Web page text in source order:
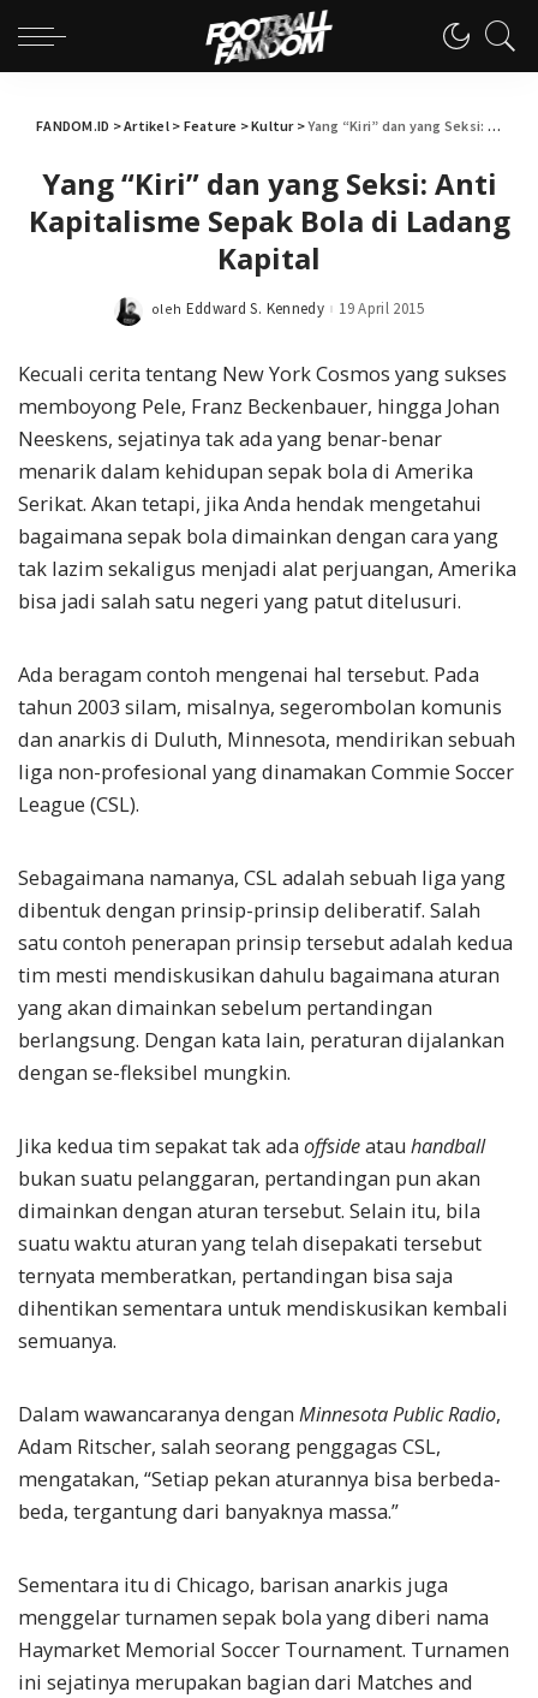
FANDOM.ID >Artikel> Feature >Kultur>Yang “Kiri” dan yang Seksi: Anti Kapitalisme Sepak Bola di Ladang Kapital
Yang “Kiri” dan yang Seksi: Anti
Kapitalisme Sepak Bola di Ladang
Kapital
Posted
oleh Eddward S. Kennedy 19 April 2015
Kecuali cerita tentang New York Cosmos yang sukses
memboyong Pele, Franz Beckenbauer, hingga Johan
Neeskens, sejatinya tak ada yang benar-benar
menarik dalam kehidupan sepak bola di Amerika
Serikat. Akan tetapi, jika Anda hendak mengetahui
bagaimana sepak bola dimainkan dengan cara yang
tak lazim sekaligus menjadi alat perjuangan, Amerika
bisa jadi salah satu negeri yang patut ditelusuri.
Ada beragam contoh mengenai hal tersebut. Pada
tahun 2003 silam, misalnya, segerombolan komunis
dan anarkis di Duluth, Minnesota, mendirikan sebuah
liga non-profesional yang dinamakan Commie Soccer
League (CSL).
Sebagaimana namanya, CSL adalah sebuah liga yang
dibentuk dengan prinsip-prinsip deliberatif. Salah
satu contoh penerapan prinsip tersebut adalah kedua
tim mesti mendiskusikan dahulu bagaimana aturan
yang akan dimainkan sebelum pertandingan
berlangsung. Dengan kata lain, peraturan dijalankan
dengan se-fleksibel mungkin.
Jika kedua tim sepakat tak ada offsideatau handball
bukan suatu pelanggaran, pertandingan pun akan
dimainkan dengan aturan tersebut. Selain itu, bila
suatu waktu aturan yang telah disepakati tersebut
ternyata memberatkan, pertandingan bisa saja
dihentikan sementara untuk mendiskusikan kembali
semuanya.
Dalam wawancaranya dengan Minnesota Public Radio,
Adam Ritscher, salah seorang penggagas CSL,
mengatakan, “Setiap pekan aturannya bisa berbeda-
beda, tergantung dari banyaknya massa.”
Sementara itu di Chicago, barisan anarkis juga
menggelar turnamen sepak bola yang diberi nama
Haymarket Memorial Soccer Tournament. Turnamen
ini sejatinya merupakan bagian dari Matches and